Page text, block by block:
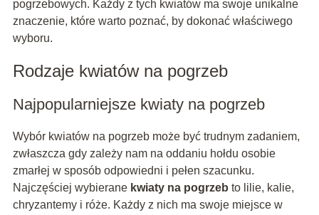
pogrzebowych. Każdy z tych kwiatów ma swoje unikalne
znaczenie, które warto poznać, by dokonać właściwego
wyboru.
Rodzaje kwiatów na pogrzeb
Najpopularniejsze kwiaty na pogrzeb
Wybór kwiatów na pogrzeb może być trudnym zadaniem,
zwłaszcza gdy zależy nam na oddaniu hołdu osobie
zmarłej w sposób odpowiedni i pełen szacunku.
Najczęściej wybierane kwiaty na pogrzeb to lilie, kalie,
chryzantemy i róże. Każdy z nich ma swoje miejsce w